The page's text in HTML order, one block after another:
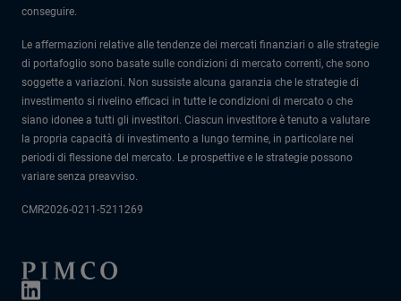
conseguire.
Le affermazioni relative alle tendenze dei mercati finanziari o alle strategie
di portafoglio sono basate sulle condizioni di mercato correnti, che sono
soggette a variazioni. Non sussiste alcuna garanzia che le strategie di
investimento si rivelino efficaci in tutte le condizioni di mercato o che
siano idonee a tutti gli investitori. Ciascun investitore è tenuto a valutare
la propria capacità di investimento a lungo termine, in particolare nei
periodi di flessione del mercato. Le prospettive e le strategie possono
variare senza preavviso.
CMR2026-0211-5211269